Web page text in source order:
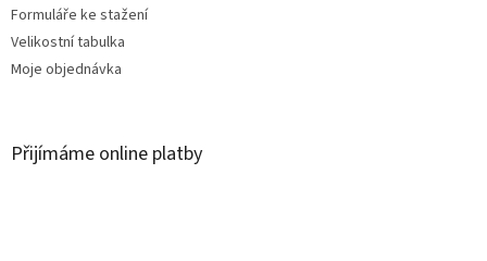
Formuláře ke stažení
Velikostní tabulka
Moje objednávka
Přijímáme online platby